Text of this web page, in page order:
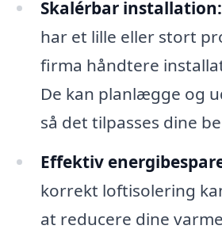
Skalérbar installation:
har et lille eller stort
firma håndtere
De kan planlægge og
så det tilpasses dine
Effektiv
korrekt loftisolering
at reducere dine